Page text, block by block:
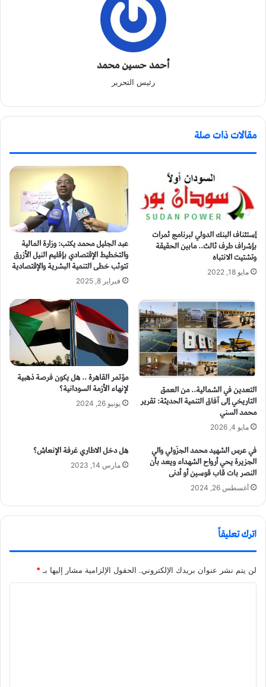
أحمد حسين محمد
رئيس التحرير
مقالات ذات صلة
إستئناف البنك الدولي لبرنامج ثمرات
بإشراف طرف ثالث.. مابين الحقيقة
وتشتيت الانتباه
مايو 18, 2022
عبد الجليل محمد يكتب: وزارة المالية
والتخطيط الإقتصادي بإقليم النيل الأزرق
تتوثب خطى التنمية البشرية والإقتصادية
فبراير 8, 2025
التعدين في الشمالية.. من العمق
التاريخي إلى آفاق التنمية الحديثة: تقرير
محمد السني
مايو 4, 2026
مؤتمر القاهرة .. هل يكون فرصة ذهبية
لإنهاء الأزمة السودانية؟
يونيو 26, 2024
في عرس الشهيد محمد الجزَولي والي
الجزيرة يحي أرواح الشهداء ويعد بأن
النصر بات قاب قوسين أو أدنى
أغسطس 26, 2024
هل دخل الاطاري غرفة الإنعاش؟
مارس 14, 2023
اترك تعليقاً
لن يتم نشر عنوان بريدك الإلكتروني. الحقول الإلزامية مشار إليها بـ *